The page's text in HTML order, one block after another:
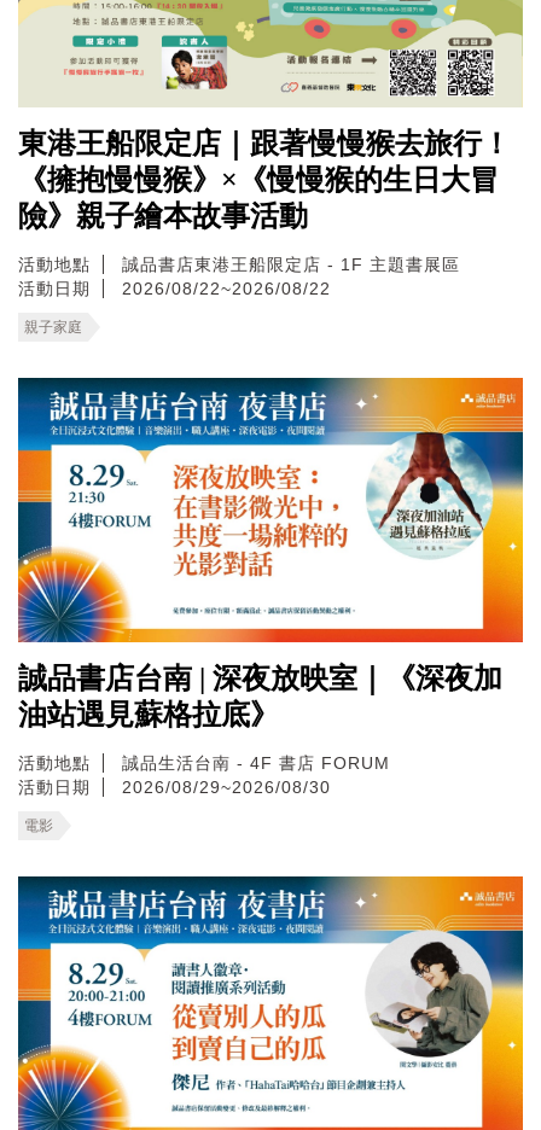
東港王船限定店｜跟著慢慢猴去旅行！
《擁抱慢慢猴》×《慢慢猴的生日大冒
險》親子繪本故事活動
活動地點
誠品書店東港王船限定店 - 1F 主題書展區
活動日期
2026/08/22~2026/08/22
親子家庭
誠品書店台南 | 深夜放映室｜《深夜加
油站遇見蘇格拉底》
活動地點
誠品生活台南 - 4F 書店 FORUM
活動日期
2026/08/29~2026/08/30
電影